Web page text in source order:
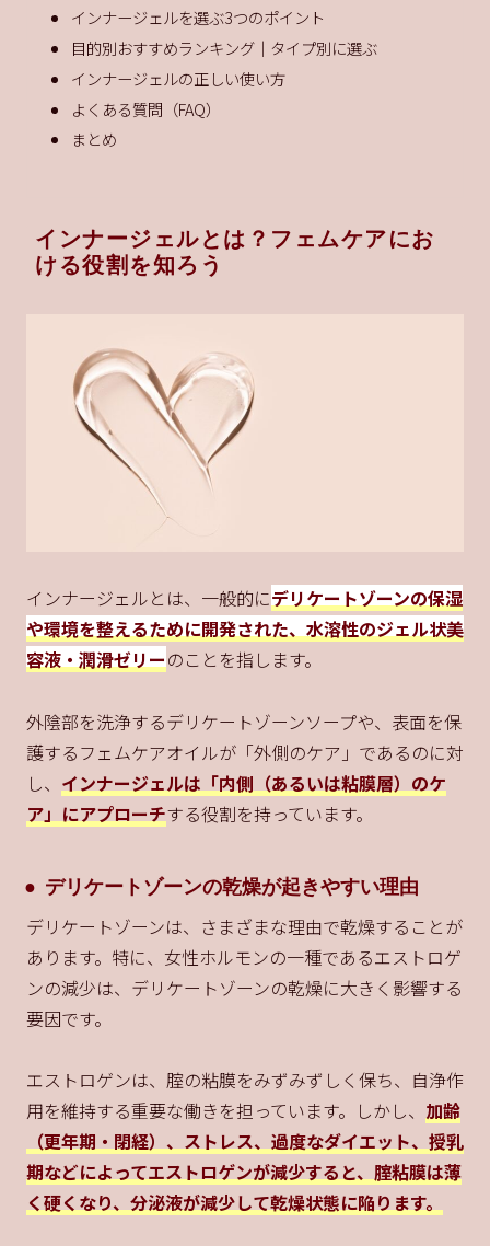
インナージェルを選ぶ3つのポイント
目的別おすすめランキング｜タイプ別に選ぶ
インナージェルの正しい使い方
よくある質問（FAQ）
まとめ
インナージェルとは？フェムケアにお
ける役割を知ろう
インナージェルとは、一般的にデリケートゾーンの保湿
や環境を整えるために開発された、水溶性のジェル状美
容液・潤滑ゼリーのことを指します。
外陰部を洗浄するデリケートゾーンソープや、表面を保
護するフェムケアオイルが「外側のケア」であるのに対
し、 インナージェルは「内側（あるいは粘膜層）のケ
ア」にアプローチする役割を持っています。
デリケートゾーンの乾燥が起きやすい理由
デリケートゾーンは、さまざまな理由で乾燥することが
あります。特に、女性ホルモンの一種であるエストロゲ
ンの減少は、デリケートゾーンの乾燥に大きく影響する
要因です。
エストロゲンは、腟の粘膜をみずみずしく保ち、自浄作
用を維持する重要な働きを担っています。しかし、 加齢
（更年期・閉経）、ストレス、過度なダイエット、授乳
期などによってエストロゲンが減少すると、腟粘膜は薄
く硬くなり、分泌液が減少して乾燥状態に陥ります。